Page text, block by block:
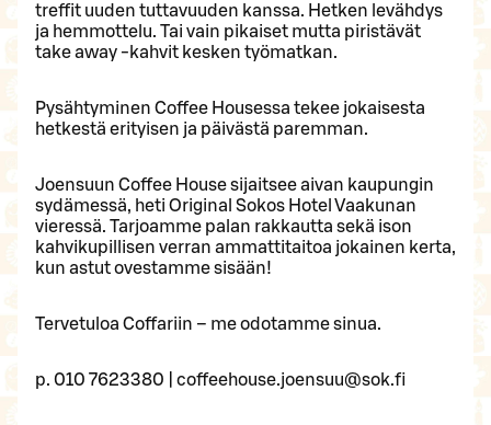
treffit uuden tuttavuuden kanssa. Hetken levähdys
ja hemmottelu. Tai vain pikaiset mutta piristävät
take away -kahvit kesken työmatkan.
Pysähtyminen Coffee Housessa tekee jokaisesta
hetkestä erityisen ja päivästä paremman.
Joensuun Coffee House sijaitsee aivan kaupungin
sydämessä, heti Original Sokos Hotel Vaakunan
vieressä. Tarjoamme palan rakkautta sekä ison
kahvikupillisen verran ammattitaitoa jokainen kerta,
kun astut ovestamme sisään!
Tervetuloa Coffariin – me odotamme sinua.
p. 010 7623380 | coffeehouse.joensuu@sok.fi